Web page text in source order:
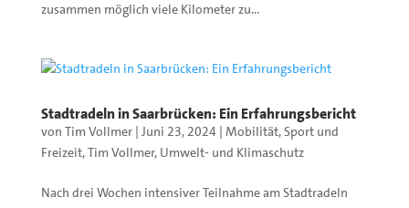
zusammen möglich viele Kilometer zu...
Stadtradeln in Saarbrücken: Ein Erfahrungsbericht
von Tim Vollmer| Juni 23, 2024| Mobilität,Sport und
Freizeit,Tim Vollmer, Umwelt- und Klimaschutz
Nach drei Wochen intensiver Teilnahme am Stadtradeln